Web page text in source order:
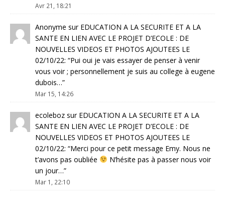
Avr 21, 18:21
Anonyme sur EDUCATION A LA SECURITE ET A LA
SANTE EN LIEN AVEC LE PROJET D’ECOLE : DE
NOUVELLES VIDEOS ET PHOTOS AJOUTEES LE
02/10/22: “Pui oui je vais essayer de penser à venir
vous voir ; personnellement je suis au college à eugene
dubois…”
Mar 15, 14:26
ecoleboz sur EDUCATION A LA SECURITE ET A LA
SANTE EN LIEN AVEC LE PROJET D’ECOLE : DE
NOUVELLES VIDEOS ET PHOTOS AJOUTEES LE
02/10/22: “Merci pour ce petit message Emy. Nous ne
t’avons pas oubliée
N’hésite pas à passer nous voir
un jour…”
Mar 1, 22:10